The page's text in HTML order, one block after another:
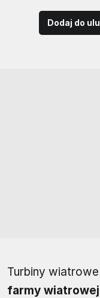
Dodaj do
Turbiny
farmy